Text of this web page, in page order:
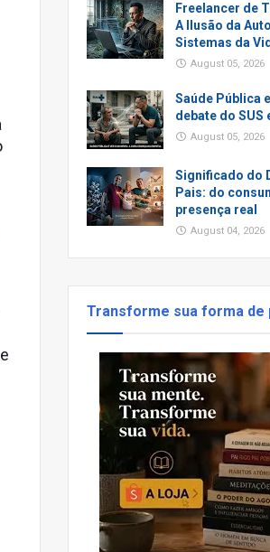
Freelancer de
A Ilusão da
Sistemas da
August 05, 2026
Saúde Pública
debate do SUS
August 05, 2026
Significado do
Pais: do
presença real
August 04, 2026
Transforme sua forma de